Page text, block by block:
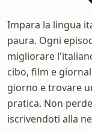
Impara la lingua
paura. Ogni
migliorare
cibo, film e
giorno e trovare
pratica. Non
iscrivendoti alla